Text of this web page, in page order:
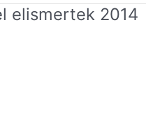
elismertek 2014